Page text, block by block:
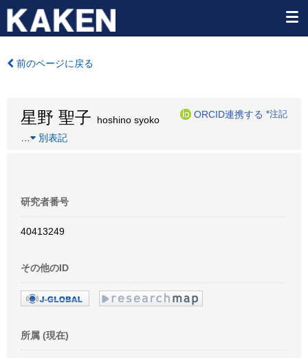
前のページに戻る
星野 聖子 hoshino syoko
ORCID連携する *注記
別表記
研究者番号
40413249
その他のID
所属 (現在)